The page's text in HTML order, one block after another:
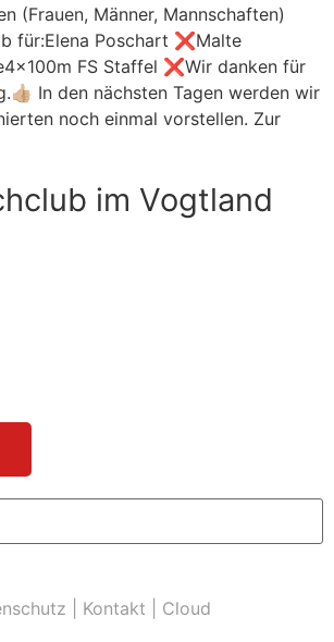
(Frauen, Männer, Mannschaften)
für:Elena Poschart ❌Malte
FS Staffel ❌Wir danken für
In den nächsten Tagen werden wir
noch einmal vorstellen. Zur
im Vogtland
Kontakt Cloud